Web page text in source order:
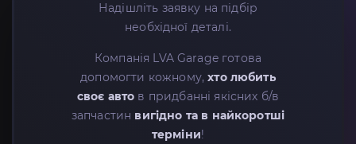
Надішліть заявку на підбір
необхідної деталі.
Компанія LVA Garage готова
допомогти кожному,хто любить
своє авто в придбанні якісних б/в
запчастин вигідно та в найкоротші
терміни!